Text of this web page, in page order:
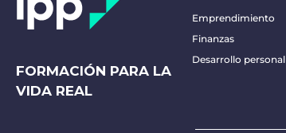
FORMACIÓN PARA LA
VIDA REAL
Emprendimiento
Finanzas
Desarrollo personal